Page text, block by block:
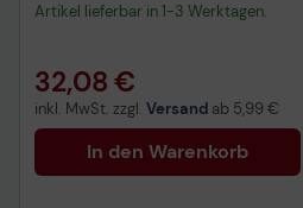
Artikel lieferbar in 1-3 Werktagen.
32,08 €
inkl. MwSt. zzgl. Versand ab 5,99 €
In den Warenkorb